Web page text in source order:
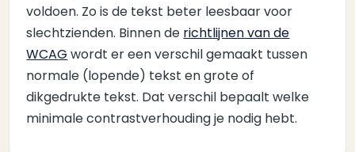
voldoen. Zo is de tekst beter leesbaar voor
slechtzienden. Binnen de richtlijnen van de
WCAG wordt er een verschil gemaakt tussen
normale (lopende) tekst en grote of
dikgedrukte tekst. Dat verschil bepaalt welke
minimale contrastverhouding je nodig hebt.